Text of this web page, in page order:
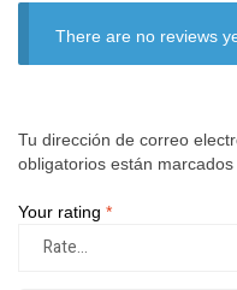
There are no reviews
Tu dirección de correo
obligatorios están marcados
Your rating *